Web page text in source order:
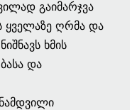
გაიმარჯვა
ყველაზე ღრმა და
ხმის
და